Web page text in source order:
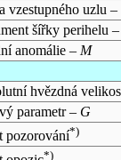
vzestupného uzlu –
šířky perihelu
anomálie – M
hvězdná
parametr – G
pozorování*)
*)